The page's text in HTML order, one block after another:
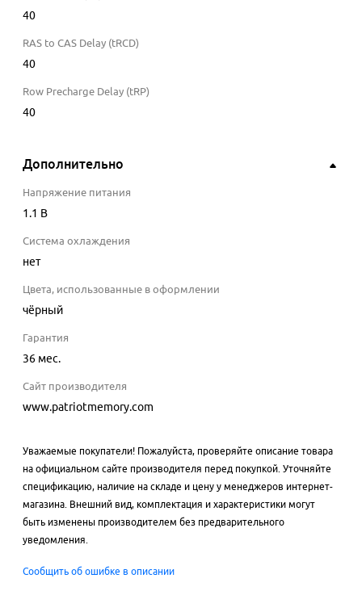
40
RAS to CAS Delay (tRCD)
40
Row Precharge Delay (tRP)
40
Дополнительно
Напряжение питания
1.1 В
Система охлаждения
нет
Цвета, использованные в оформлении
чёрный
Гарантия
36 мес.
Сайт производителя
www.patriotmemory.com
Уважаемые покупатели! Пожалуйста, проверяйте описание товара
на официальном сайте производителя перед покупкой. Уточняйте
спецификацию, наличие на складе и цену у менеджеров интернет-
магазина. Внешний вид, комплектация и характеристики могут
быть изменены производителем без предварительного
уведомления.
Сообщить об ошибке в описании